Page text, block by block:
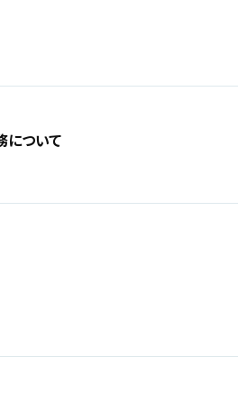
について